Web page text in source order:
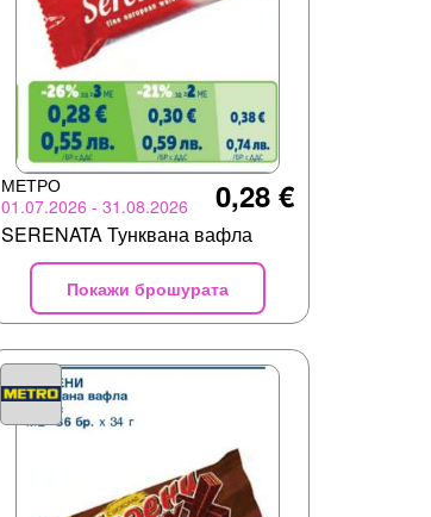
МЕТРО
01.07.2026 - 31.08.2026
0,28 €
SERENATA Тунквана вафла
Покажи брошурата